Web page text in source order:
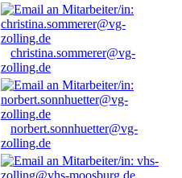
christina.sommerer@vg-
zolling.de
norbert.sonnhuetter@vg-
zolling.de